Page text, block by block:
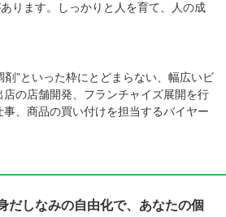
ります。しっかりと人を育て、人の成
剤”といった枠にとどまらない、幅広いビ
の店舗開発、フランチャイズ展開を行
、商品の買い付けを担当するバイヤー
だしなみの自由化で、あなたの個